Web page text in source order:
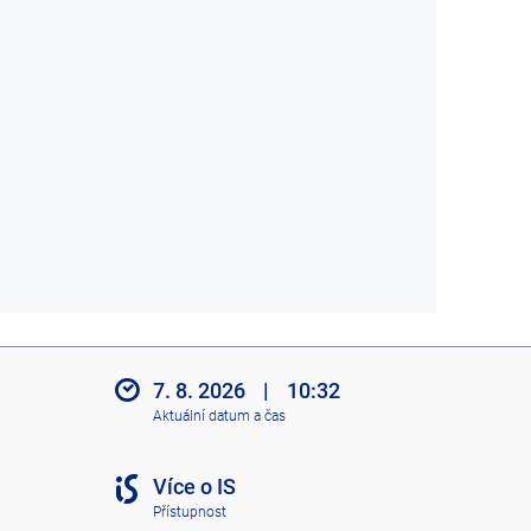
7. 8. 2026 | 10:32
Aktuální datum a čas
Více o IS
Přístupnost